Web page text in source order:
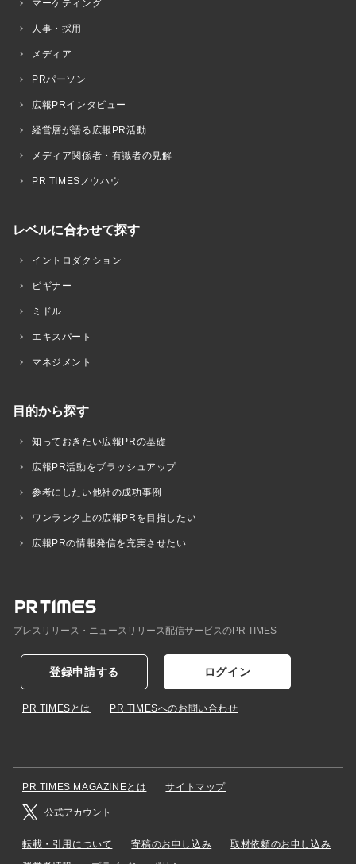
マーケティング
人事・採用
メディア
PRパーソン
広報PRインタビュー
経営層が語る広報PR活動
メディア関係者・有識者の見解
PR TIMESノウハウ
レベルに合わせて探す
イントロダクション
ビギナー
ミドル
エキスパート
マネジメント
目的から探す
知っておきたい広報PRの基礎
広報PR活動をブラッシュアップ
参考にしたい他社の成功事例
ワンランク上の広報PRを目指したい
広報PRの情報発信を充実させたい
プレスリリース・ニュースリリース配信サービスのPR TIMES
登録申請する ログイン
PR TIMESとは PR TIMESへのお問い合わせ
PR TIMES MAGAZINEとは サイトマップ
公式アカウント
転載・引用について 寄稿のお申し込み
取材依頼のお申し込み